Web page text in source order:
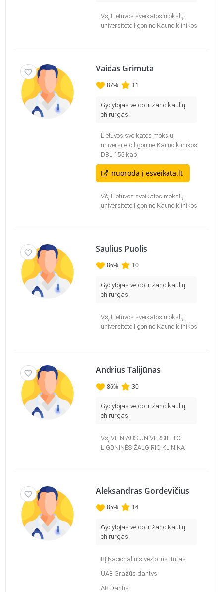
VšĮ Lietuvos sveikatos mokslų
universiteto ligoninė Kauno klinikos
Vaidas Grimuta
87% 11
Gydytojas veido ir žandikaulių
chirurgas
Lietuvos sveikatos mokslų
universiteto ligoninė Kauno klinikos,
DBL 155 kab.
nuoroda į esveikata.lt
VšĮ Lietuvos sveikatos mokslų
universiteto ligoninė Kauno klinikos
Saulius Puolis
86% 10
Gydytojas veido ir žandikaulių
chirurgas
VšĮ Lietuvos sveikatos mokslų
universiteto ligoninė Kauno klinikos
Andrius Talijūnas
86% 30
Gydytojas veido ir žandikaulių
chirurgas
VšĮ VILNIAUS UNIVERSITETO
LIGONINĖS ŽALGIRIO KLINIKA
Aleksandras Gordevičius
85% 14
Gydytojas veido ir žandikaulių
chirurgas
BĮ Nacionalinis vėžio institutas
UAB Gražūs dantys
AB Dantis